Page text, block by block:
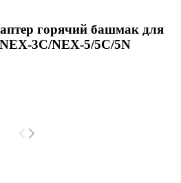
горячий башмак для
3C/NEX-5/5C/5N